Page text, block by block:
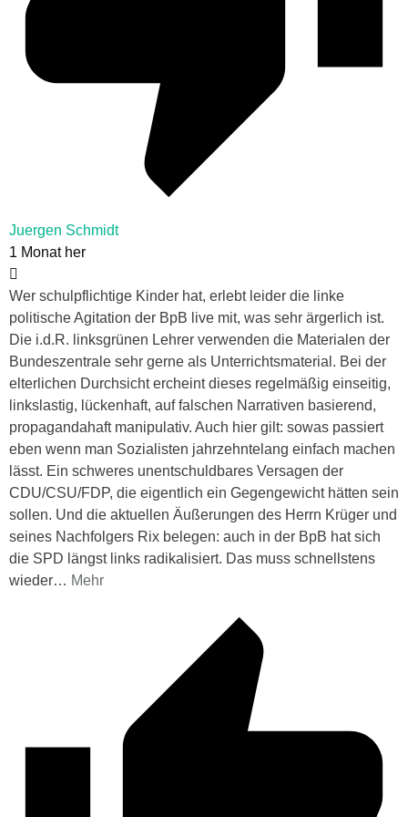
Juergen Schmidt
1 Monat her
Wer schulpflichtige Kinder hat, erlebt leider die linke
politische Agitation der BpB live mit, was sehr ärgerlich ist.
Die i.d.R. linksgrünen Lehrer verwenden die Materialen der
Bundeszentrale sehr gerne als Unterrichtsmaterial. Bei der
elterlichen Durchsicht ercheint dieses regelmäßig einseitig,
linkslastig, lückenhaft, auf falschen Narrativen basierend,
propagandahaft manipulativ. Auch hier gilt: sowas passiert
eben wenn man Sozialisten jahrzehntelang einfach machen
lässt. Ein schweres unentschuldbares Versagen der
CDU/CSU/FDP, die eigentlich ein Gegengewicht hätten sein
sollen. Und die aktuellen Äußerungen des Herrn Krüger und
seines Nachfolgers Rix belegen: auch in der BpB hat sich
die SPD längst links radikalisiert. Das muss schnellstens
wieder… Mehr